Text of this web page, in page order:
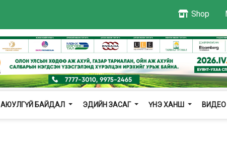
Shop
АЮУЛГҮЙ БАЙДАЛ ЭДИЙН ЗАСАГ ҮНЭ ХАНШ ВИДЕО